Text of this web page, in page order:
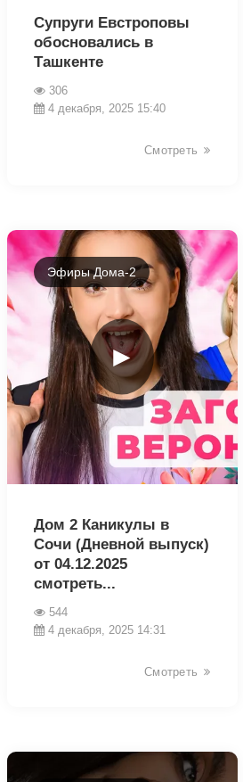
Супруги Евстроповы
обосновались в
Ташкенте
306
4 декабря, 2025 15:40
Смотреть
►
Эфиры Дома-2
Дом 2 Каникулы в
Сочи (Дневной выпуск)
от 04.12.2025
смотреть...
544
4 декабря, 2025 14:31
Смотреть